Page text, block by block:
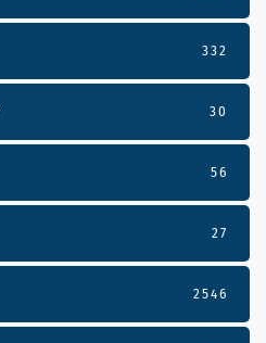
332
30
56
27
2546